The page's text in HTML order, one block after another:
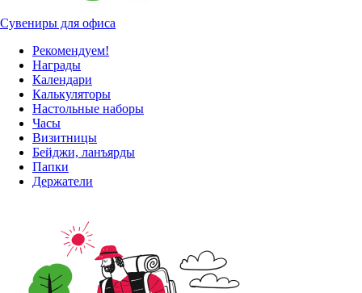
Сувениры для офиса
Рекомендуем!
Награды
Календари
Калькуляторы
Настольные наборы
Часы
Визитницы
Бейджи, ланъярды
Папки
Держатели